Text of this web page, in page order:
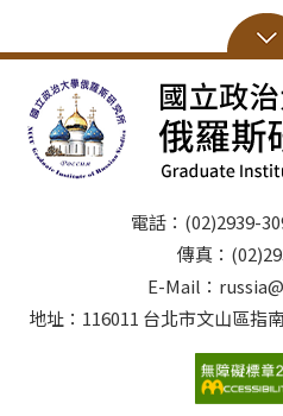
電話：(02)2939-
傳真：
E-Mail：
地址：116011 台北市文山區指